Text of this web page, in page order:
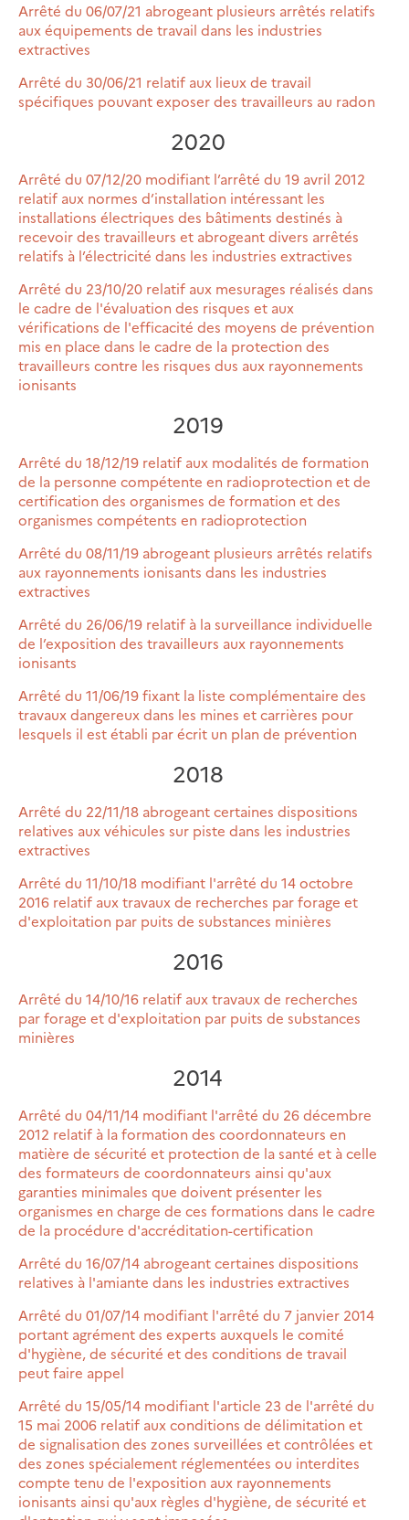
Arrêté du 06/07/21 abrogeant plusieurs arrêtés relatifs
aux équipements de travail dans les industries
extractives
Arrêté du 30/06/21 relatif aux lieux de travail
spécifiques pouvant exposer des travailleurs au radon
2020
Arrêté du 07/12/20 modifiant l’arrêté du 19 avril 2012
relatif aux normes d’installation intéressant les
installations électriques des bâtiments destinés à
recevoir des travailleurs et abrogeant divers arrêtés
relatifs à l’électricité dans les industries extractives
Arrêté du 23/10/20 relatif aux mesurages réalisés dans
le cadre de l'évaluation des risques et aux
vérifications de l'efficacité des moyens de prévention
mis en place dans le cadre de la protection des
travailleurs contre les risques dus aux rayonnements
ionisants
2019
Arrêté du 18/12/19 relatif aux modalités de formation
de la personne compétente en radioprotection et de
certification des organismes de formation et des
organismes compétents en radioprotection
Arrêté du 08/11/19 abrogeant plusieurs arrêtés relatifs
aux rayonnements ionisants dans les industries
extractives
Arrêté du 26/06/19 relatif à la surveillance individuelle
de l’exposition des travailleurs aux rayonnements
ionisants
Arrêté du 11/06/19 fixant la liste complémentaire des
travaux dangereux dans les mines et carrières pour
lesquels il est établi par écrit un plan de prévention
2018
Arrêté du 22/11/18 abrogeant certaines dispositions
relatives aux véhicules sur piste dans les industries
extractives
Arrêté du 11/10/18 modifiant l'arrêté du 14 octobre
2016 relatif aux travaux de recherches par forage et
d'exploitation par puits de substances minières
2016
Arrêté du 14/10/16 relatif aux travaux de recherches
par forage et d'exploitation par puits de substances
minières
2014
Arrêté du 04/11/14 modifiant l'arrêté du 26 décembre
2012 relatif à la formation des coordonnateurs en
matière de sécurité et protection de la santé et à celle
des formateurs de coordonnateurs ainsi qu'aux
garanties minimales que doivent présenter les
organismes en charge de ces formations dans le cadre
de la procédure d'accréditation-certification
Arrêté du 16/07/14 abrogeant certaines dispositions
relatives à l'amiante dans les industries extractives
Arrêté du 01/07/14 modifiant l'arrêté du 7 janvier 2014
portant agrément des experts auxquels le comité
d'hygiène, de sécurité et des conditions de travail
peut faire appel
Arrêté du 15/05/14 modifiant l'article 23 de l'arrêté du
15 mai 2006 relatif aux conditions de délimitation et
de signalisation des zones surveillées et contrôlées et
des zones spécialement réglementées ou interdites
compte tenu de l'exposition aux rayonnements
ionisants ainsi qu'aux règles d'hygiène, de sécurité et